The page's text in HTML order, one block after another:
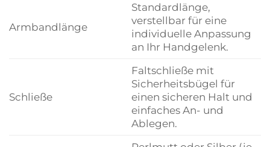
Armbandlänge
Standardlänge,
verstellbar für eine
individuelle Anpassung
an Ihr Handgelenk.
Schließe
Faltschließe mit
Sicherheitsbügel für
einen sicheren Halt und
einfaches An- und
Ablegen.